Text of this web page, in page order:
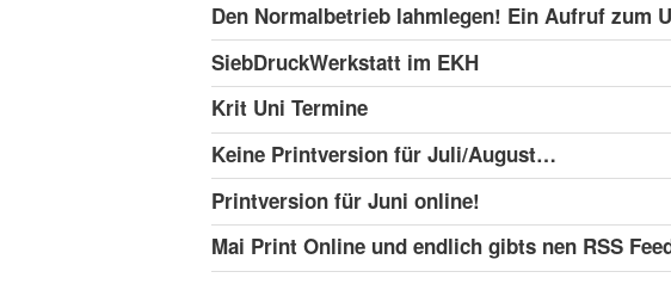
Den Normalbetrieb lahmlegen! Ein Aufruf zum
SiebDruckWerkstatt im EKH
Krit Uni Termine
Keine Printversion für Juli/August…
Printversion für Juni online!
Mai Print Online und endlich gibts nen RSS